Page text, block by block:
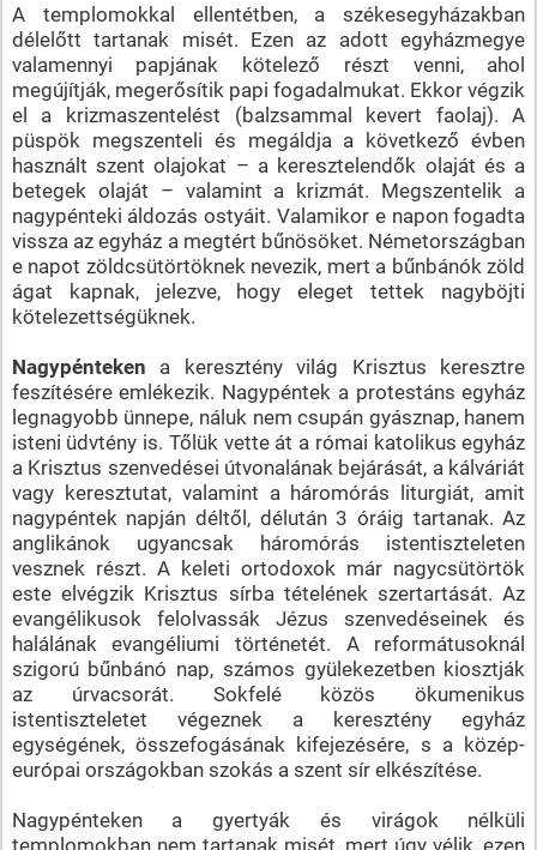
A templomokkal ellentétben, a székesegyházakban
délelőtt tartanak misét. Ezen az adott egyházmegye
valamennyi papjának kötelező részt venni, ahol
megújítják, megerősítik papi fogadalmukat. Ekkor végzik
el a krizmaszentelést (balzsammal kevert faolaj). A
püspök megszenteli és megáldja a következő évben
használt szent olajokat – a keresztelendők olaját és a
betegek olaját – valamint a krizmát. Megszentelik a
nagypénteki áldozás ostyáit. Valamikor e napon fogadta
vissza az egyház a megtért bűnösöket. Németországban
e napot zöldcsütörtöknek nevezik, mert a bűnbánók zöld
ágat kapnak, jelezve, hogy eleget tettek nagyböjti
kötelezettségüknek.
Nagypénteken a keresztény világ Krisztus keresztre
feszítésére emlékezik. Nagypéntek a protestáns egyház
legnagyobb ünnepe, náluk nem csupán gyásznap, hanem
isteni üdvtény is. Tőlük vette át a római katolikus egyház
a Krisztus szenvedései útvonalának bejárását, a kálváriát
vagy keresztutat, valamint a háromórás liturgiát, amit
nagypéntek napján déltől, délután 3 óráig tartanak. Az
anglikánok ugyancsak háromórás istentiszteleten
vesznek részt. A keleti ortodoxok már nagycsütörtök
este elvégzik Krisztus sírba tételének szertartását. Az
evangélikusok felolvassák Jézus szenvedéseinek és
halálának evangéliumi történetét. A reformátusoknál
szigorú bűnbánó nap, számos gyülekezetben kiosztják
az úrvacsorát. Sokfelé közös ökumenikus
istentiszteletet végeznek a keresztény egyház
egységének, összefogásának kifejezésére, s a közép-
európai országokban szokás a szent sír elkészítése.
Nagypénteken a gyertyák és virágok nélküli
templomokban nem tartanak misét, mert úgy vélik, ezen